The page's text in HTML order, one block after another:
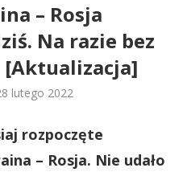
– Rosja
Na razie bez
lutego 2022
rozpoczęte
– Rosja. Nie udało